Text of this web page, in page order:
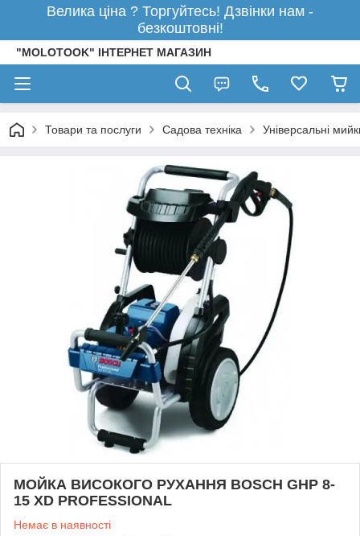
Велика ціна ? Торгуйтесь! Дзвінки нам -
безкоштовні!
"MOLOTOOK" ІНТЕРНЕТ МАГАЗИН
Товари та послуги Садова техніка Універсальні
МОЙКА ВИСОКОГО РУХАННЯ BOSCH GHP 8-
15 XD PROFESSIONAL
Немає в наявності